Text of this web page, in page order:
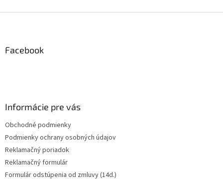
Facebook
Informácie pre vás
Obchodné podmienky
Podmienky ochrany osobných údajov
Reklamačný poriadok
Reklamačný formulár
Formulár odstúpenia od zmluvy (14d.)